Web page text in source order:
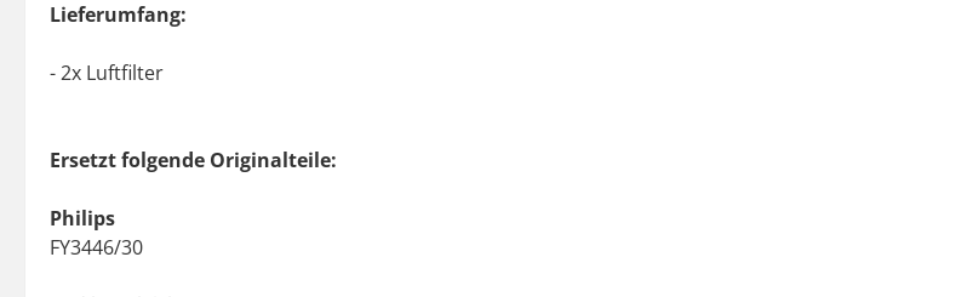
Lieferumfang:
- 2x Luftfilter
Ersetzt folgende Originalteile:
Philips
FY3446/30